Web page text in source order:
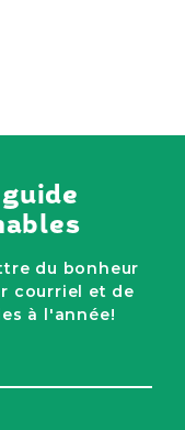
du bonheur
courriel et de
à l'année!